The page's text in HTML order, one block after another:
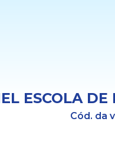
ESCOLA
Cód. da